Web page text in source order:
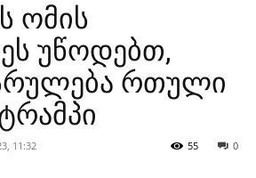
ომის
უწოდებთ,
რთული
11:32 0
55